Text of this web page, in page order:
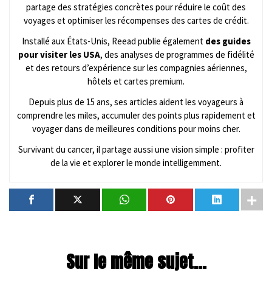
partage des stratégies concrètes pour réduire le coût des
voyages et optimiser les récompenses des cartes de crédit.
Installé aux États-Unis, Reead publie également des guides
pour visiter les USA, des analyses de programmes de fidélité
et des retours d’expérience sur les compagnies aériennes,
hôtels et cartes premium.
Depuis plus de 15 ans, ses articles aident les voyageurs à
comprendre les miles, accumuler des points plus rapidement et
voyager dans de meilleures conditions pour moins cher.
Survivant du cancer, il partage aussi une vision simple : profiter
de la vie et explorer le monde intelligemment.
Sur le même sujet...